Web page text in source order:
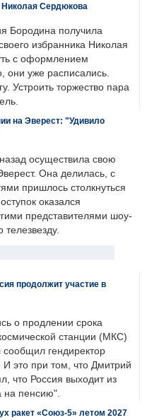
Сердюкова
Бородина получила
избранника Николая
с оформлением
они уже расписались.
Устроить торжество пара
на Эверест: "Удивило
осуществила свою
Она делилась, с
пришлось столкнуться
оказался
представителями шоу-
телезвезду.
продолжит участие в
о продлении срока
станции (МКС)
гендиректор
это при том, что Дмитрий
что Россия выходит из
на пенсию".
ракет «Союз-5» летом 2027